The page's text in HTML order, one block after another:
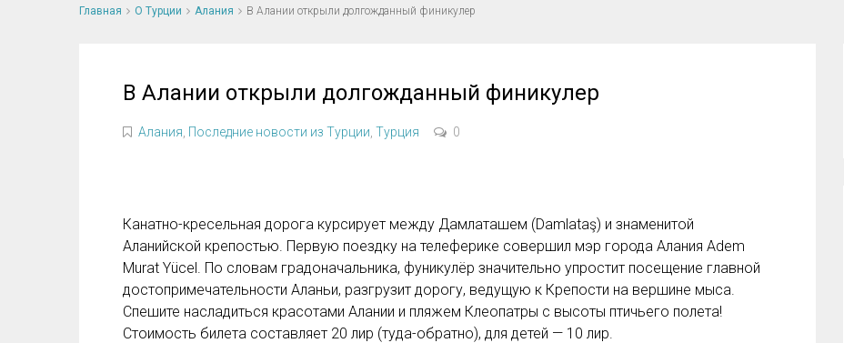
Главная О Турции Алания В Алании открыли долгожданный финикулер
В Алании открыли долгожданный финикулер
Алания Последние новости из Турции Турция 0
Канатно-кресельная дорога курсирует между Дамлаташем (Damlataş) и знаменитой
Аланийской крепостью. Первую поездку на телеферике совершил мэр города Алания Adem
Murat Yücel. По словам градоначальника, фуникулёр значительно упростит посещение главной
достопримечательности Аланьи, разгрузит дорогу, ведущую к Крепости на вершине мыса.
Спешите насладиться красотами Алании и пляжем Клеопатры с высоты птичьего полета!
Стоимость билета составляет 20 лир (туда-обратно), для детей — 10 лир.